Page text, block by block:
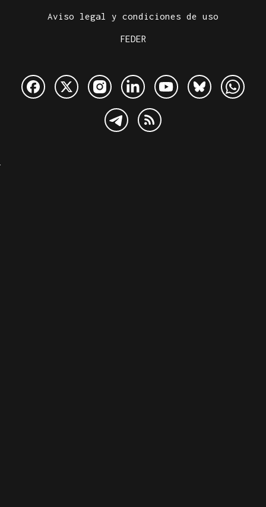
Aviso legal y condiciones de uso
FEDER